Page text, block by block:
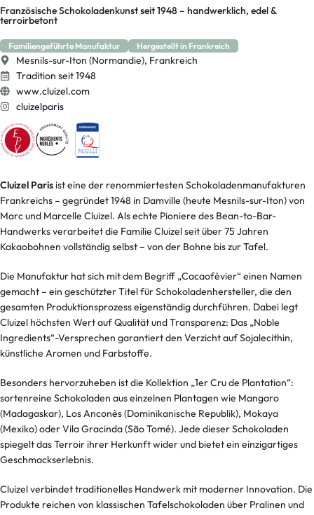
Französische Schokoladenkunst seit 1948 – handwerklich, edel &
terroirbetont
Familiengeführte Manufaktur Hergestellt in Frankreich
Mesnils-sur-Iton (Normandie), Frankreich
Tradition seit 1948
www.cluizel.com
cluizelparis
Cluizel Parisist eine der renommiertesten Schokoladenmanufakturen
Frankreichs – gegründet 1948 in Damville (heute Mesnils-sur-Iton) von
Marc und Marcelle Cluizel. Als echte Pioniere des Bean-to-Bar-
Handwerks verarbeitet die Familie Cluizel seit über 75 Jahren
Kakaobohnen vollständig selbst – von der Bohne bis zur Tafel.
Die Manufaktur hat sich mit dem Begriff „Cacaofèvier“ einen Namen
gemacht – ein geschützter Titel für Schokoladenhersteller, die den
gesamten Produktionsprozess eigenständig durchführen. Dabei legt
Cluizel höchsten Wert auf Qualität und Transparenz: Das „Noble
Ingredients“-Versprechen garantiert den Verzicht auf Sojalecithin,
künstliche Aromen und Farbstoffe.
Besonders hervorzuheben ist die Kollektion „1er Cru de Plantation“:
sortenreine Schokoladen aus einzelnen Plantagen wie Mangaro
(Madagaskar), Los Anconès (Dominikanische Republik), Mokaya
(Mexiko) oder Vila Gracinda (São Tomé). Jede dieser Schokoladen
spiegelt das Terroir ihrer Herkunft wider und bietet ein einzigartiges
Geschmackserlebnis.
Cluizel verbindet traditionelles Handwerk mit moderner Innovation. Die
Produkte reichen von klassischen Tafelschokoladen über Pralinen und